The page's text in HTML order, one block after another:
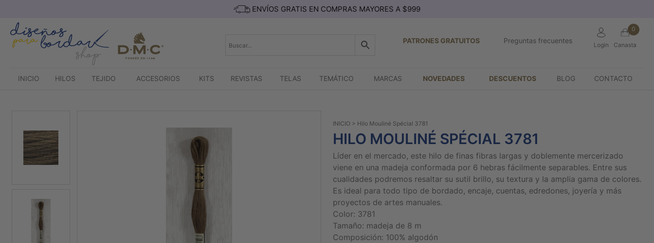
contenido
ENVÍOS GRATIS EN COMPRAS MAYORES A $999
PATRONES GRATUITOS Preguntas frecuentes
Login
0
Canasta
INICIO HILOS TEJIDO ACCESORIOS KITS REVISTAS TELAS TEMÁTICO MARCAS NOVEDADES DESCUENTOS BLOG CONTACTO
INICIO > Hilo Mouliné Spécial 3781
HILO MOULINÉ SPÉCIAL 3781
Líder en el mercado, este hilo de finas fibras largas y doblemente mercerizado
viene en una madeja conformada por 6 hebras fácilmente separables. Entre sus
cualidades podremos resaltar su sutil brillo, su textura y la amplia gama de colores.
Es ideal para todo tipo de bordado, encaje, cuentas, edredones, joyería y más
proyectos de artes manuales.
Color: 3781
Tamaño: madeja de 8 m
Composición: 100% algodón